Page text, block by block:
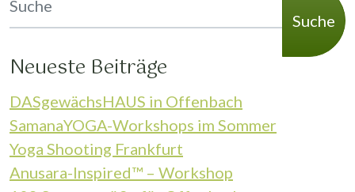
Suche
Neueste Beiträge
DASgewächsHAUS in Offenbach
SamanaYOGA-Workshops im Sommer
Yoga Shooting Frankfurt
Anusara-Inspired™ – Workshop